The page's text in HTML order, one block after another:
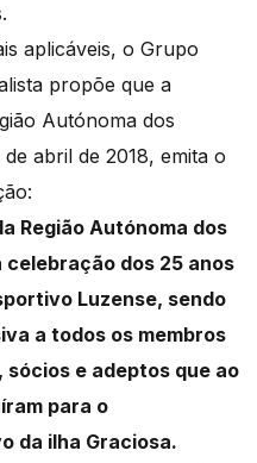
aplicáveis, o Grupo
propõe que a
Autónoma dos
abril de 2018, emita o
Região Autónoma dos
dos 25 anos
Luzense, sendo
a todos os membros
e adeptos que ao
para o
da ilha Graciosa.